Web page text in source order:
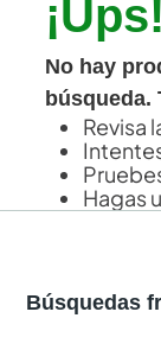
¡Ups!
No hay
búsqueda.
Revisa
Hagas
Búsquedas